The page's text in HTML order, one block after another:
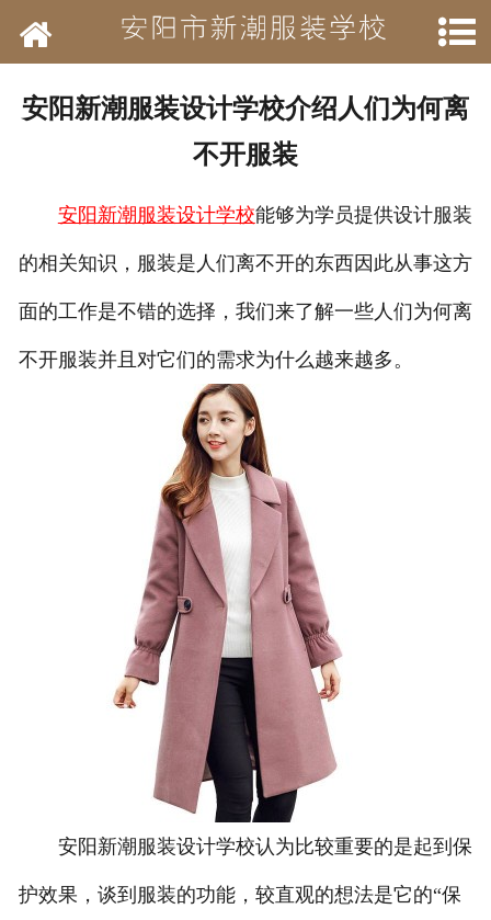
网站首页
作品展示
结业待遇
承接业务
安阳新潮服装设计学校介绍人们为何离
不开服装
安阳新潮服装设计学校能够为学员提供设计服装
的相关知识，服装是人们离不开的东西因此从事这方
面的工作是不错的选择，我们来了解一些人们为何离
不开服装并且对它们的需求为什么越来越多。
安阳新潮服装设计学校认为比较重要的是起到保
护效果，谈到服装的功能，较直观的想法是它的“保